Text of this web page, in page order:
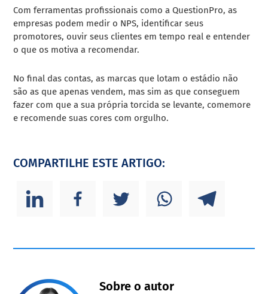
Com ferramentas profissionais como a QuestionPro, as
empresas podem medir o NPS, identificar seus
promotores, ouvir seus clientes em tempo real e entender
o que os motiva a recomendar.
No final das contas, as marcas que lotam o estádio não
são as que apenas vendem, mas sim as que conseguem
fazer com que a sua própria torcida se levante, comemore
e recomende suas cores com orgulho.
COMPARTILHE ESTE ARTIGO:
Sobre o autor